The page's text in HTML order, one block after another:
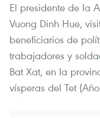
El presidente de la
Vuong Dinh Hue,
beneficiarios de
trabajadores y
Bat Xat, en la
vísperas del Tet